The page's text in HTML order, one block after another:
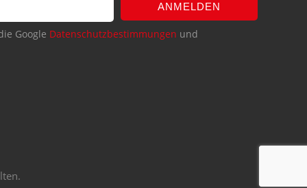
ANMELDEN
Google Datenschutzbestimmungen und